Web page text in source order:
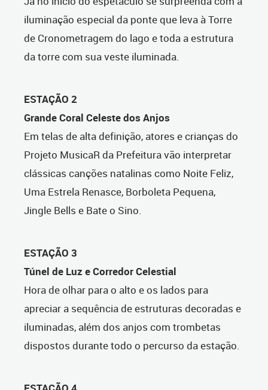
iluminação especial da ponte que leva à Torre
de Cronometragem do lago e toda a estrutura
da torre com sua veste iluminada.
ESTAÇÃO 2
Grande Coral Celeste dos Anjos
Em telas de alta definição, atores e crianças do
Projeto MusicaR da Prefeitura vão interpretar
clássicas canções natalinas como Noite Feliz,
Uma Estrela Renasce, Borboleta Pequena,
Jingle Bells e Bate o Sino.
ESTAÇÃO 3
Túnel de Luz e Corredor Celestial
Hora de olhar para o alto e os lados para
apreciar a sequência de estruturas decoradas e
iluminadas, além dos anjos com trombetas
dispostos durante todo o percurso da estação.